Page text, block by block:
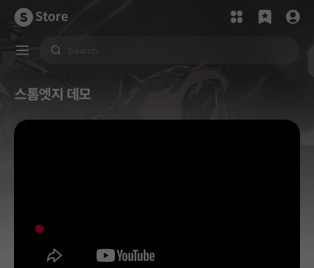
Store
스톰엣지 데모